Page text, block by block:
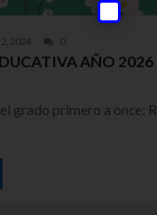
2024 0
AÑO 2026
grado primero a once: